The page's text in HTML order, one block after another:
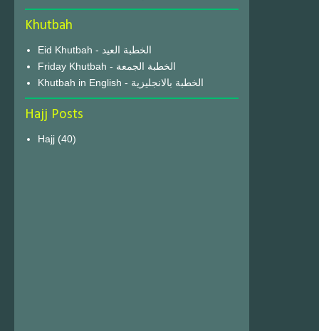
Khutbah
Eid Khutbah - الخطبة العيد
Friday Khutbah - الخطبة الجمعة
Khutbah in English - الخطبة بالانجليزية
Hajj Posts
Hajj (40)